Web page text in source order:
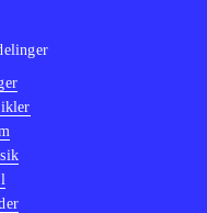
for
7 timer
fx